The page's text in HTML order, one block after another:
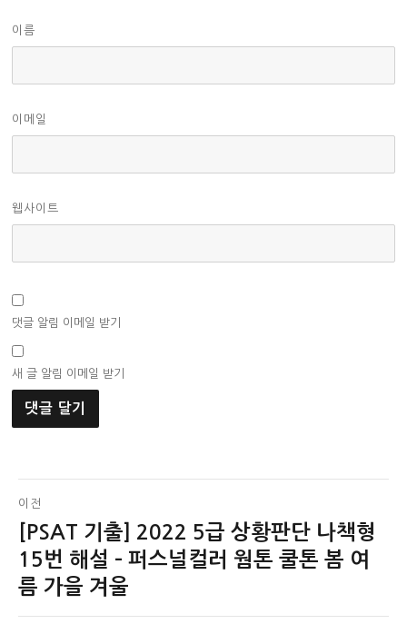
이름
이메일
웹사이트
댓글 알림 이메일 받기
새 글 알림 이메일 받기
글
탐
색
이전
이
전
글:
[PSAT 기출] 2022 5급 상황판단 나책형
15번 해설 – 퍼스널컬러 웜톤 쿨톤 봄 여
름 가을 겨울